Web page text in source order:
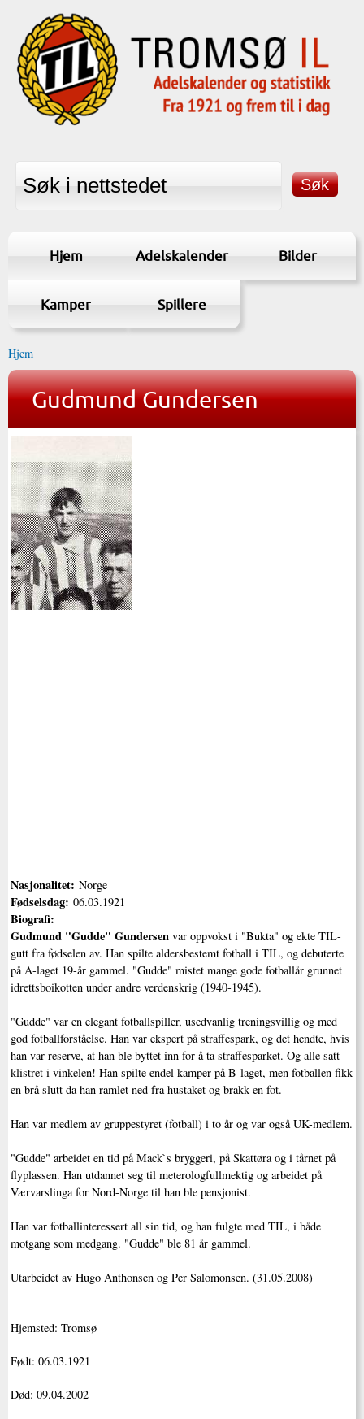
Hjem Adelskalender Bilder
Kamper Spillere
Hjem
Gudmund Gundersen
Nasjonalitet: Norge
Fødselsdag: 06.03.1921
Biografi:
Gudmund "Gudde" Gundersen var oppvokst i "Bukta" og ekte TIL-
gutt fra fødselen av. Han spilte aldersbestemt fotball i TIL, og debuterte
på A-laget 19-år gammel. "Gudde" mistet mange gode fotballår grunnet
idrettsboikotten under andre verdenskrig (1940-1945).
"Gudde" var en elegant fotballspiller, usedvanlig treningsvillig og med
god fotballforståelse. Han var ekspert på straffespark, og det hendte, hvis
han var reserve, at han ble byttet inn for å ta straffesparket. Og alle satt
klistret i vinkelen! Han spilte endel kamper på B-laget, men fotballen fikk
en brå slutt da han ramlet ned fra hustaket og brakk en fot.
Han var medlem av gruppestyret (fotball) i to år og var også UK-medlem.
"Gudde" arbeidet en tid på Mack`s bryggeri, på Skattøra og i tårnet på
flyplassen. Han utdannet seg til meterologfullmektig og arbeidet på
Værvarslinga for Nord-Norge til han ble pensjonist.
Han var fotballinteressert all sin tid, og han fulgte med TIL, i både
motgang som medgang. "Gudde" ble 81 år gammel.
Utarbeidet av Hugo Anthonsen og Per Salomonsen. (31.05.2008)
Hjemsted: Tromsø
Født: 06.03.1921
Død: 09.04.2002